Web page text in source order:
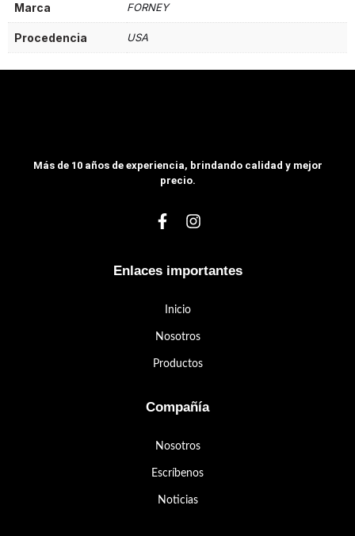
Marca FORNEY
Procedencia USA
Más de 10 años de experiencia, brindando calidad y mejor
precio.
Enlaces importantes
Inicio
Nosotros
Productos
Compañía
Nosotros
Escríbenos
Noticias